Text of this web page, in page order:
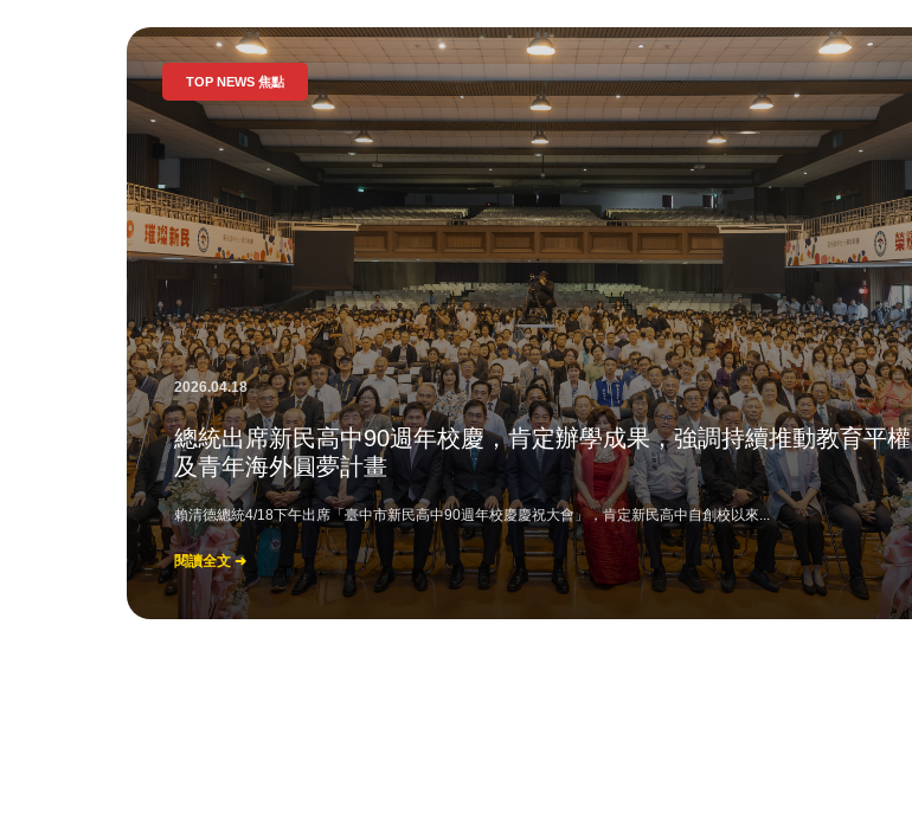
TOP NEWS 焦點
2026.04.18
總統出席新民高中90週年校慶，肯定辦學成果，強調持續推動教育平權
及青年海外圓夢計畫
賴清德總統4/18下午出席「臺中市新民高中90週年校慶慶祝大會」，肯定新民高中自創校以來...
閱讀全文 ➜